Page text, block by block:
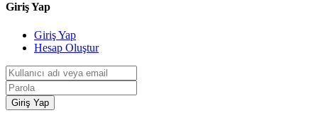
Giriş Yap
Giriş Yap
Hesap Oluştur
Giriş Yap